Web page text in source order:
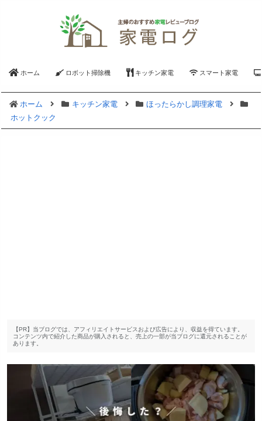
ホーム ロボット掃除機 キッチン家電 スマート家電
ホーム キッチン家電
ほったらかし調理家電
ホットクック
【PR】当ブログでは、アフィリエイトサービスおよび広告により、収益を得ています。
コンテンツ内で紹介した商品が購入されると、売上の一部が当ブログに還元されることが
あります。